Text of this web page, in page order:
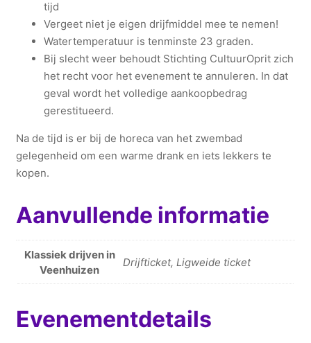
tijd
Vergeet niet je eigen drijfmiddel mee te nemen!
Watertemperatuur is tenminste 23 graden.
Bij slecht weer behoudt Stichting CultuurOprit zich
het recht voor het evenement te annuleren. In dat
geval wordt het volledige aankoopbedrag
gerestitueerd.
Na de tijd is er bij de horeca van het zwembad
gelegenheid om een warme drank en iets lekkers te
kopen.
Aanvullende informatie
Klassiek drijven in
Veenhuizen
Drijfticket, Ligweide ticket
Evenementdetails